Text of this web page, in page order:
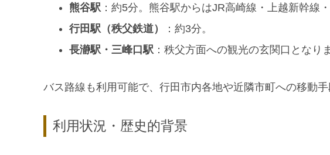
熊谷駅：約5分。熊谷駅からはJR高崎線・上越新幹線
行田駅（秩父鉄道）
：約3分。
長瀞駅・三峰口駅 ：秩父方面への観光の玄関口となり
バス路線も利用可能で、行田市内各地や近隣市町への移動手
利用状況・歴史的背景